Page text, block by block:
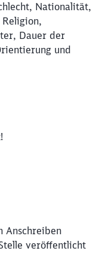
Nationalität,
Dauer der
und
Anschreiben
veröffentlicht